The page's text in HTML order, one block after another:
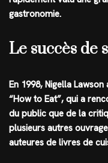
gastronomie.
Le succès de
En 1998, Nigella
“How to Eat”, qui a
du public que de la
plusieurs autres
auteures de livres de